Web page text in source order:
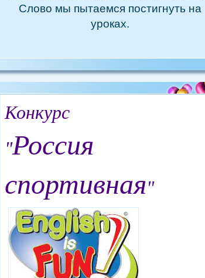
Слово мы пытаемся постигнуть на
уроках.
Конкурс
"Россия
спортивная"